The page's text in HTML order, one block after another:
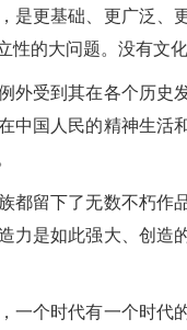
是更基础、更广泛
性的大问题。没有文
受到其在各个历史
中国人民的精神生
留下了无数不朽作
力是如此强大、创造
个时代有一个时代